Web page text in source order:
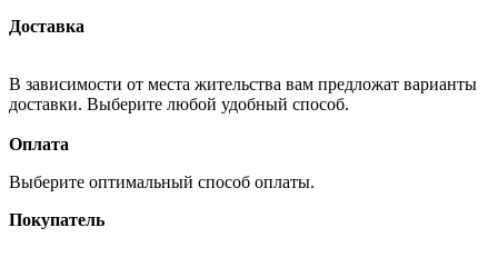
Доставка
В зависимости от места жительства вам предложат варианты
доставки. Выберите любой удобный способ.
Оплата
Выберите оптимальный способ оплаты.
Покупатель